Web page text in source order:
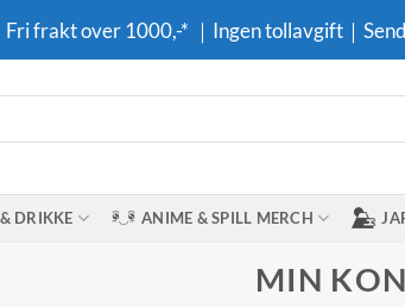
Fri frakt over 1000,-* ｜Ingen tollavgift｜
DRIKKE ANIME & SPILL MERCH
MIN